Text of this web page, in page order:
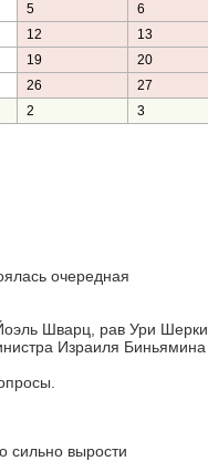
5
6
12
13
19
20
26
27
2 3
очередная
Шварц, рав Ури Шерки,
Израиля Биньямина
сильно вырости